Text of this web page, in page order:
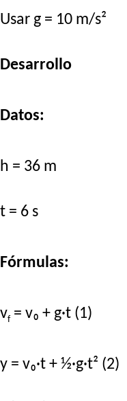
Usar g = 10 m/s²
Desarrollo
Datos:
h = 36 m
t = 6 s
Fórmulas:
vf= v₀ + g·t (1)
y = v₀·t + ½·g·t² (2)